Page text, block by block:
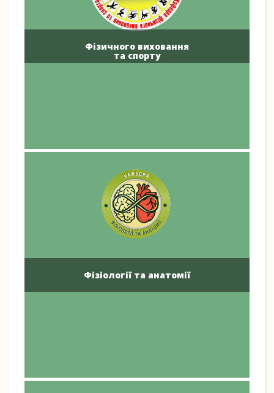
Фізичного виховання
та спорту
Фізіології та анатомії